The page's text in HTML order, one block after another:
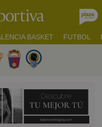
BASKET FUTBOL